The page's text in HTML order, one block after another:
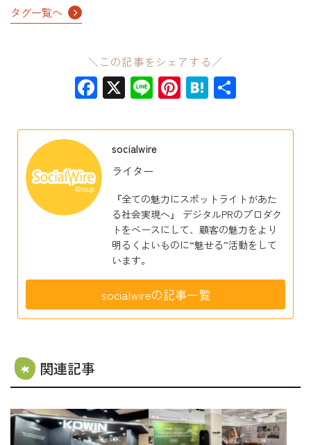
タグ一覧へ
＼この記事をシェアする／
Facebook
X LinePinterest
Hatena
socialwire
ライター
『全ての魅力にスポットライトがあた
る社会実現へ』 デジタルPRのプロダク
トをベースにして、顧客の魅力をより
明るくよいものに“魅せる”活動をして
います。
socialwireの記事一覧
関連記事